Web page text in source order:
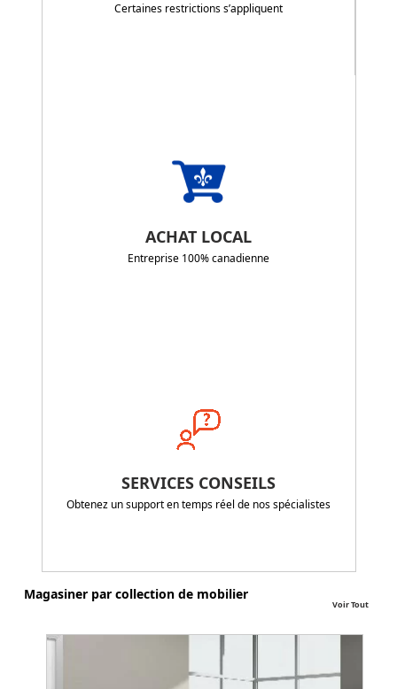
Certaines restrictions s’appliquent
ACHAT LOCAL
Entreprise 100% canadienne
SERVICES CONSEILS
Obtenez un support en temps réel de nos spécialistes
Magasiner par collection de mobilier
Voir Tout